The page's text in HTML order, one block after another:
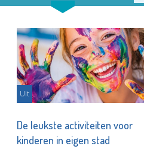
Uit
De leukste activiteiten voor
kinderen in eigen stad